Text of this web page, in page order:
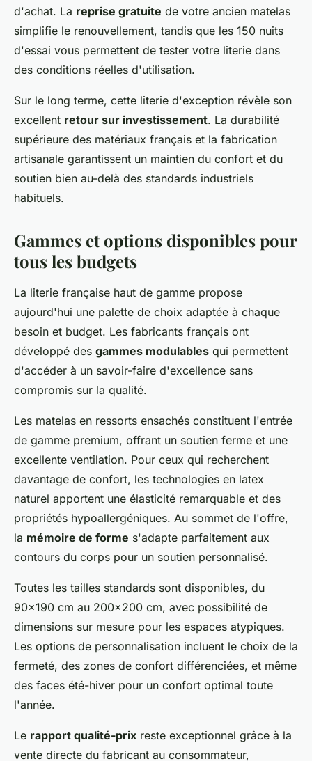
d'achat. La reprise gratuite de votre ancien matelas
simplifie le renouvellement, tandis que les 150 nuits
d'essai vous permettent de tester votre literie dans
des conditions réelles d'utilisation.
Sur le long terme, cette literie d'exception révèle son
excellent retour sur investissement. La durabilité
supérieure des matériaux français et la fabrication
artisanale garantissent un maintien du confort et du
soutien bien au-delà des standards industriels
habituels.
Gammes et options disponibles pour
tous les budgets
La literie française haut de gamme propose
aujourd'hui une palette de choix adaptée à chaque
besoin et budget. Les fabricants français ont
développé des gammes modulables qui permettent
d'accéder à un savoir-faire d'excellence sans
compromis sur la qualité.
Les matelas en ressorts ensachés constituent l'entrée
de gamme premium, offrant un soutien ferme et une
excellente ventilation. Pour ceux qui recherchent
davantage de confort, les technologies en latex
naturel apportent une élasticité remarquable et des
propriétés hypoallergéniques. Au sommet de l'offre,
la mémoire de forme s'adapte parfaitement aux
contours du corps pour un soutien personnalisé.
Toutes les tailles standards sont disponibles, du
90x190 cm au 200x200 cm, avec possibilité de
dimensions sur mesure pour les espaces atypiques.
Les options de personnalisation incluent le choix de la
fermeté, des zones de confort différenciées, et même
des faces été-hiver pour un confort optimal toute
l'année.
Le rapport qualité-prix reste exceptionnel grâce à la
vente directe du fabricant au consommateur,